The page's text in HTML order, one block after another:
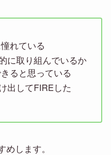
れている
に取り組んでいるか
ると思っている
出してFIREした
します。